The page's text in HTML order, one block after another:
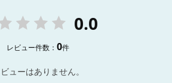
0.0
レビュー件数：0件
ューはありません。